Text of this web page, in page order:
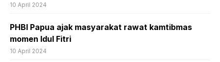
10 April 2024
PHBI Papua ajak masyarakat rawat kamtibmas
momen Idul Fitri
10 April 2024